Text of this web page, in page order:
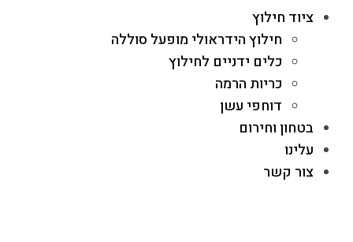
ציוד חילוץ
חילוץ הידראולי מופעל סוללה
כלים ידניים לחילוץ
כריות הרמה
דוחפי עשן
בטחון וחירום
עלינו
צור קשר